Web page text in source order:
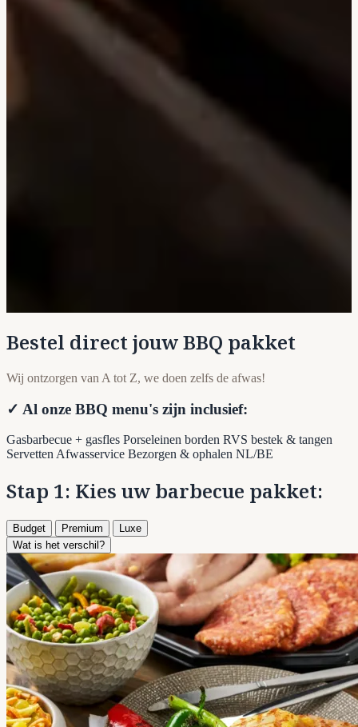
Bestel direct jouw BBQ pakket
Wij ontzorgen van A tot Z, we doen zelfs de afwas!
✓ Al onze BBQ menu's zijn inclusief:
Gasbarbecue + gasfles Porseleinen borden RVS bestek & tangen
ServettenAfwasservice Bezorgen & ophalen NL/BE
Stap 1: Kies uw barbecue pakket:
Budget Premium
Luxe
Wat is het verschil?